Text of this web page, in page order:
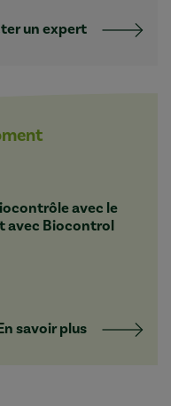
un expert
avec le
avec Biocontrol
savoir plus